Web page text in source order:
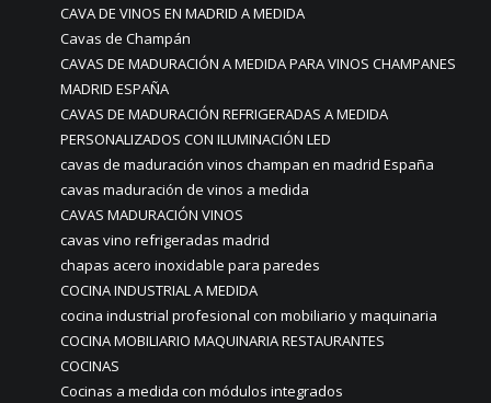
CAVA DE VINOS EN MADRID A MEDIDA
Cavas de Champán
CAVAS DE MADURACIÓN A MEDIDA PARA VINOS CHAMPANES
MADRID ESPAÑA
CAVAS DE MADURACIÓN REFRIGERADAS A MEDIDA
PERSONALIZADOS CON ILUMINACIÓN LED
cavas de maduración vinos champan en madrid España
cavas maduración de vinos a medida
CAVAS MADURACIÓN VINOS
cavas vino refrigeradas madrid
chapas acero inoxidable para paredes
COCINA INDUSTRIAL A MEDIDA
cocina industrial profesional con mobiliario y maquinaria
COCINA MOBILIARIO MAQUINARIA RESTAURANTES
COCINAS
Cocinas a medida con módulos integrados